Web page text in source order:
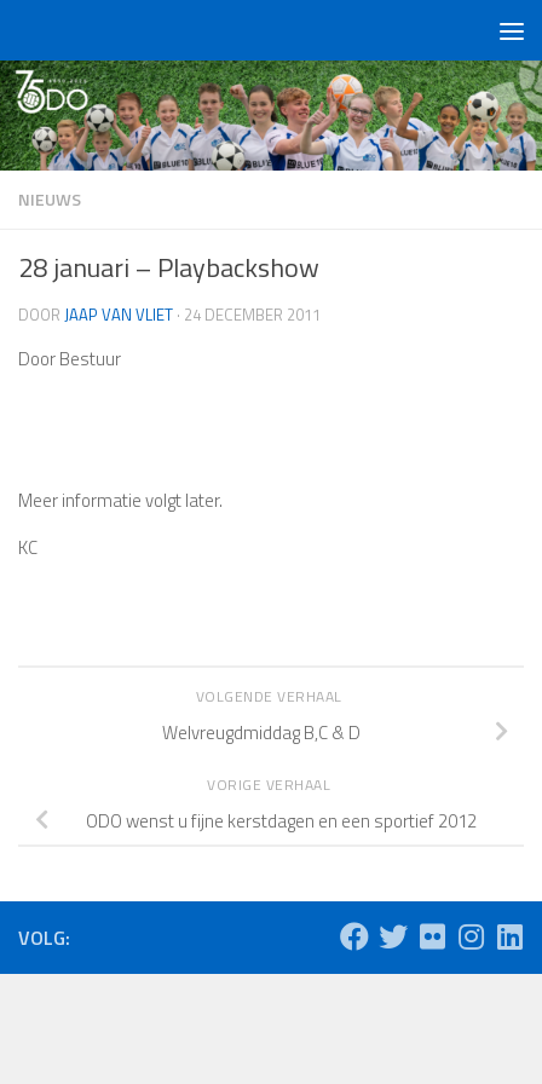
NIEUWS
28 januari – Playbackshow
DOOR JAAP VAN VLIET · 24 DECEMBER 2011
Door Bestuur
Meer informatie volgt later.
KC
VOLGENDE VERHAAL
Welvreugdmiddag B,C & D
VORIGE VERHAAL
ODO wenst u fijne kerstdagen en een sportief 2012
VOLG: